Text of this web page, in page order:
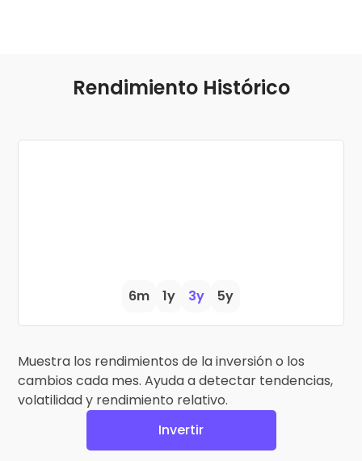
Rendimiento Histórico
6m 1y 3y 5y
Muestra los rendimientos de la inversión o los
cambios cada mes. Ayuda a detectar tendencias,
volatilidad y rendimiento relativo.
Invertir